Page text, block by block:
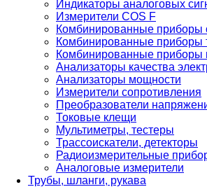
Индикаторы аналоговых
Измерители COS F
Комбинированные
Комбинированные приборы
Комбинированные приборы
Анализаторы качества
Анализаторы мощности
Измерители сопротивления
Преобразователи
Токовые клещи
Мультиметры, тестеры
Трассоискатели, детекторы
Радиоизмерительные
Аналоговые измерители
Трубы, шланги, рукава